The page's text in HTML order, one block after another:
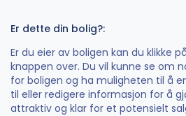
Er dette din bolig?:
Er du eier av boligen kan du klikke
knappen over. Du vil kunne se om
for boligen og ha muligheten til å
til eller redigere informasjon for å
attraktiv og klar for et potensielt